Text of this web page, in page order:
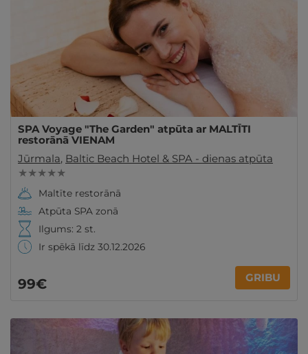
SPA Voyage "The Garden" atpūta ar MALTĪTI
restorānā VIENAM
Jūrmala, Baltic Beach Hotel & SPA - dienas atpūta
★ ★ ★ ★ ★
Maltīte restorānā
Atpūta SPA zonā
Ilgums: 2 st.
Ir spēkā līdz 30.12.2026
99€ GRIBU